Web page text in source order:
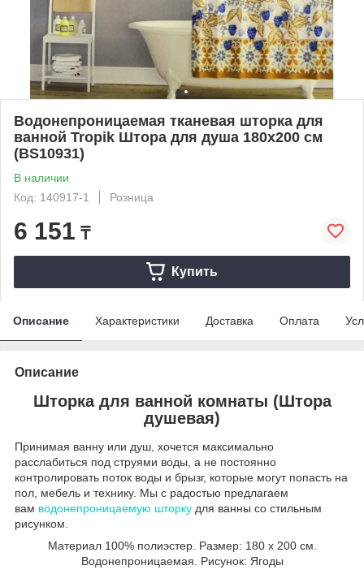
Водонепроницаемая тканевая шторка для
ванной Tropik Штора для душа 180x200 см
(BS10931)
В наличии
Код: 140917-1
Розница
6 151 ₸
Купить
Описание Характеристики Доставка Оплата
Описание
Шторка для ванной комнаты (Штора
душевая)
Принимая ванну или душ, хочется максимально
расслабиться под струями воды, а не постоянно
контролировать поток воды и брызг, которые могут попасть на
пол, мебель и технику. Мы с радостью предлагаем
вам водонепроницаемую шторку для ванны со стильным
рисунком.
Материал 100% полиэстер. Размер: 180 х 200 см.
Водонепроницаемая. Рисунок: Ягоды